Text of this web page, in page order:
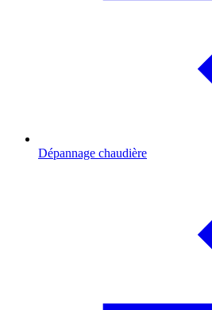
Dépannage chaudière